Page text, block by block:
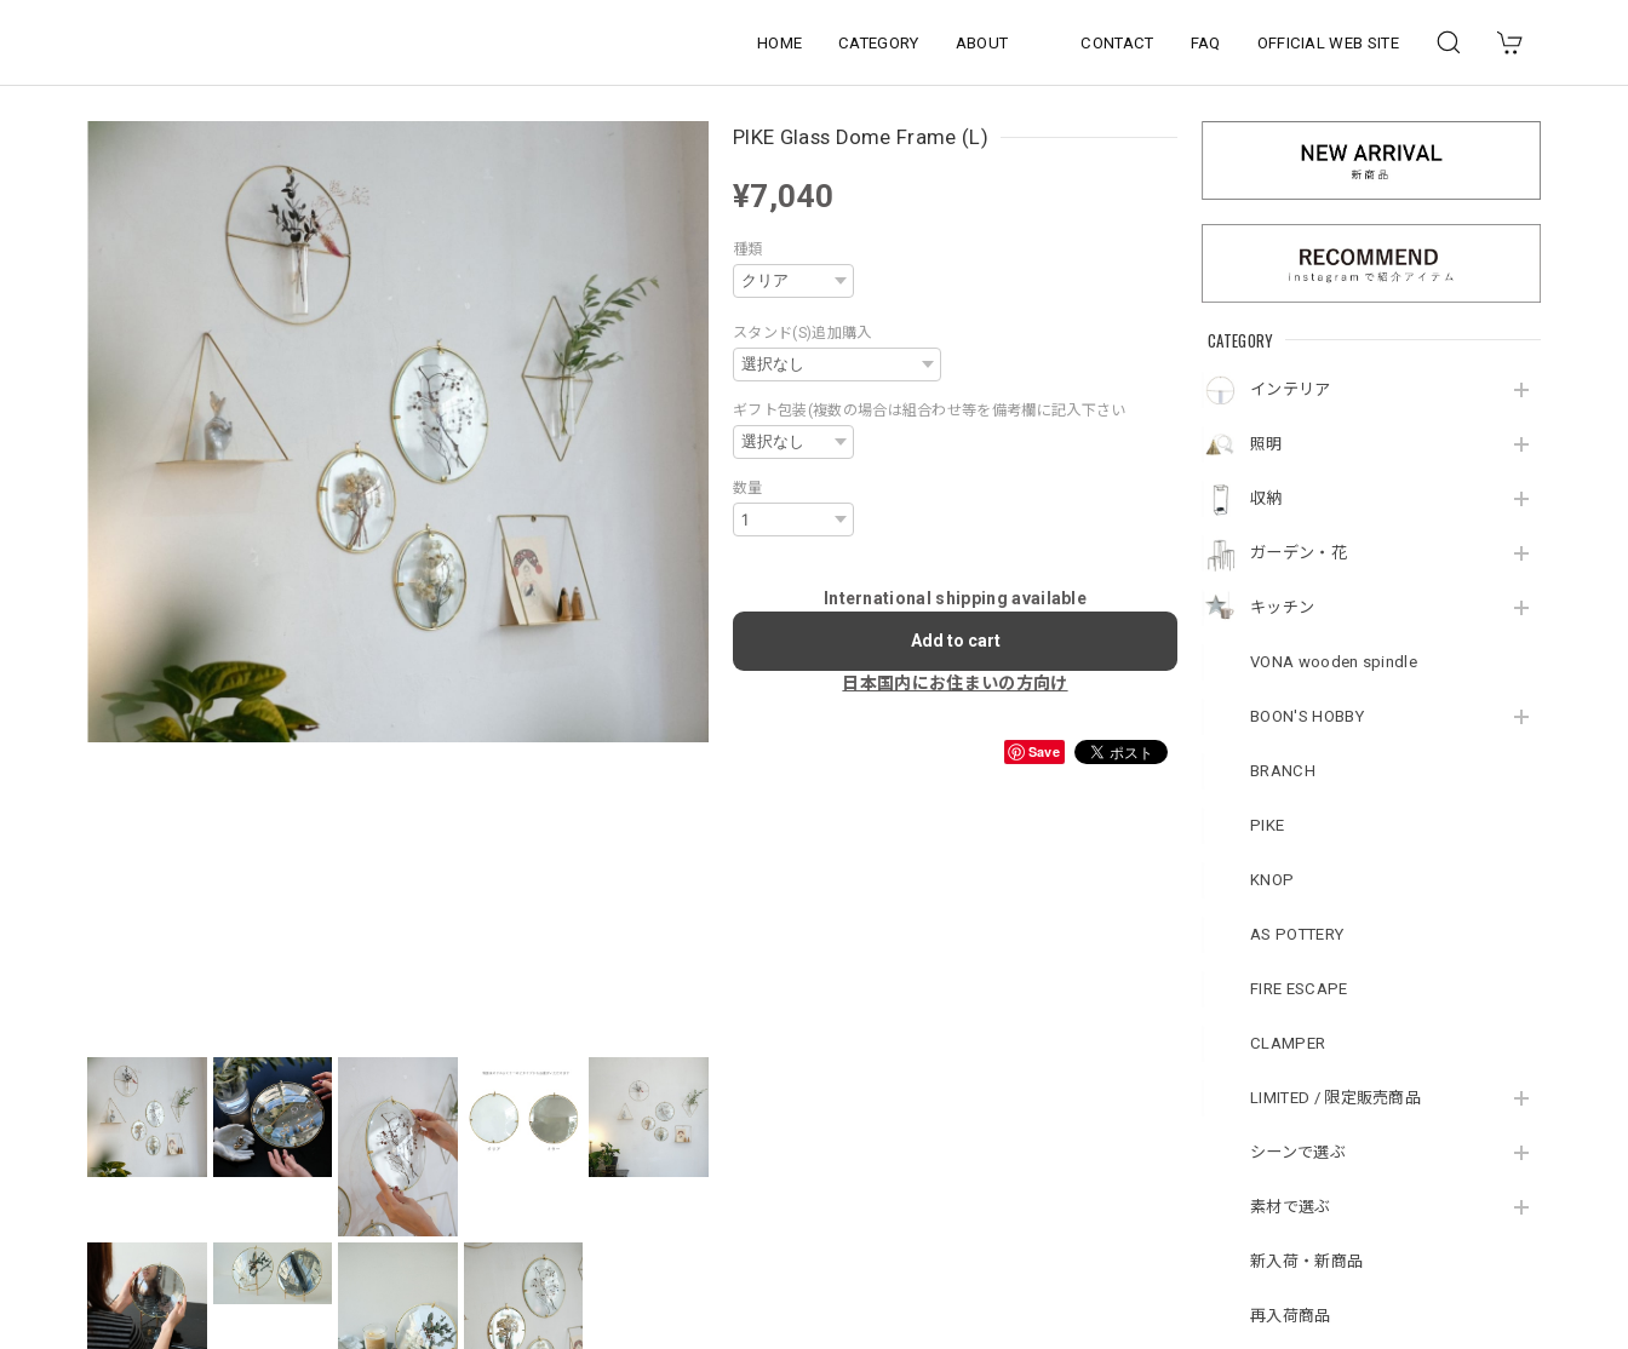
HOME CATEGORY ABOUT CONTACT FAQ OFFICIAL WEB SITE
CATEGORY
インテリア
照明
収納
ガーデン・花
キッチン
VONA wooden spindle
BOON'S HOBBY
BRANCH
PIKE
KNOP
AS POTTERY
FIRE ESCAPE
CLAMPER
LIMITED / 限定販売商品
シーンで選ぶ
素材で選ぶ
新入荷・新商品
再入荷商品
PIKE Glass Dome Frame (L)
¥7,040
種類
スタンド(S)追加購入
ギフト包装(複数の場合は組合わせ等を備考欄に記入下さい
数量
International shipping available
Add to cart
日本国内にお住まいの方向け
Save